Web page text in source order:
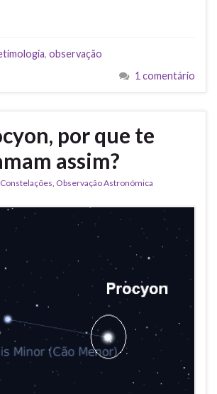
, observação
1 comentário
por que te
assim?
Constelações, Observação Astronómica